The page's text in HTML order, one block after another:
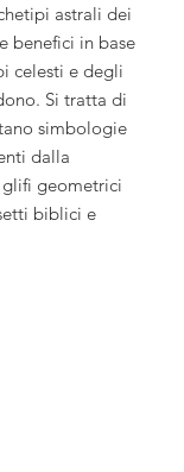
astrali dei
benefici in base
celesti e degli
Si tratta di
simbologie
dalla
geometrici
biblici e